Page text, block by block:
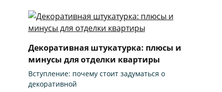
Декоративная штукатурка: плюсы и
минусы для отделки квартиры
Вступление: почему стоит задуматься о
декоративной